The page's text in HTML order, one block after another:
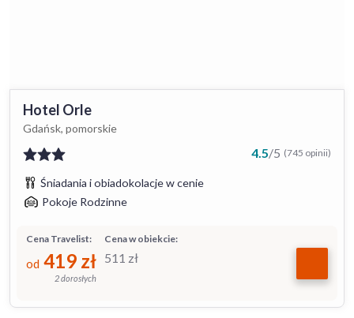
Hotel Orle
Gdańsk, pomorskie
4.5/5 (745 opinii)
Śniadania i obiadokolacje w cenie
Pokoje Rodzinne
Cena w obiekcie:
511 zł
Cena Travelist:
od 419 zł
2 dorosłych